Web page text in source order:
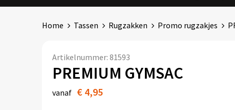
Home Tassen Rugzakken Promo rugzakjes
Artikelnummer: 81593
PREMIUM GYMSAC
vanaf € 4,95